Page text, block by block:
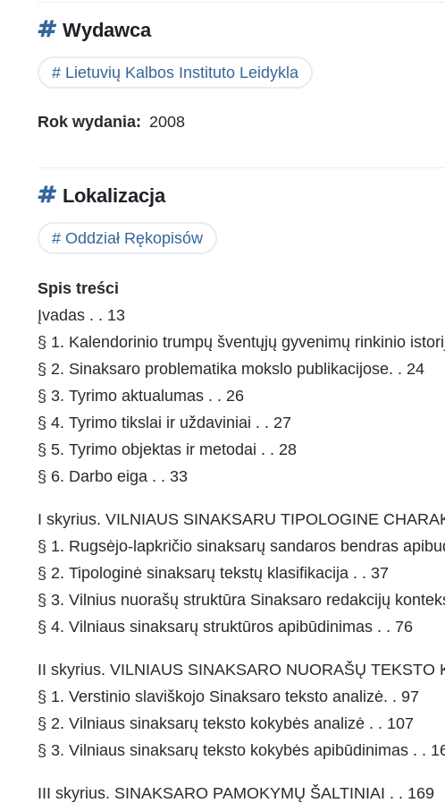
Wydawca
Lietuvių Kalbos Instituto Leidykla
Rok wydania 2008
Lokalizacja
Oddział Rękopisów
Spis treści
Įvadas . . 13
§ 1. Kalendorinio trumpų šventųjų gyvenimų rinkinio
§ 2. Sinaksaro problematika mokslo publikacijose. . 24
§ 3. Tyrimo aktualumas . . 26
§ 4. Tyrimo tikslai ir uždaviniai . . 27
§ 5. Tyrimo objektas ir metodai . . 28
§ 6. Darbo eiga . . 33
I skyrius. VILNIAUS SINAKSARU TIPOLOGINE
§ 1. Rugsėjo-lapkričio sinaksarų sandaros bendras
§ 2. Tipologinė sinaksarų tekstų klasifikacija . . 37
§ 3. Vilnius nuorašų struktūra Sinaksaro redakcijų
§ 4. Vilniaus sinaksarų struktūros apibūdinimas . . 76
II skyrius. VILNIAUS SINAKSARO NUORAŠŲ TEKSTO
§ 1. Verstinio slaviškojo Sinaksaro teksto analizė. . 97
§ 2. Vilniaus sinaksarų teksto kokybės analizė . . 107
§ 3. Vilniaus sinaksarų teksto kokybės apibūdinimas . .
III skyrius. SINAKSARO PAMOKYMŲ ŠALTINIAI . . 169